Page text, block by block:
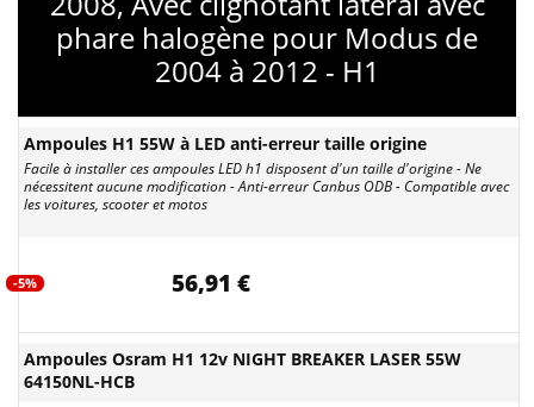
phare halogène pour Modus de
2004 à 2012 - H1
Ampoules H1 55W à LED anti-erreur taille origine
Facile à installer ces ampoules LED h1 disposent d'un taille d'origine - Ne
nécessitent aucune modification - Anti-erreur Canbus ODB - Compatible avec
les voitures, scooter et motos
-5% 56,91 €
Ampoules Osram H1 12v NIGHT BREAKER LASER 55W
64150NL-HCB